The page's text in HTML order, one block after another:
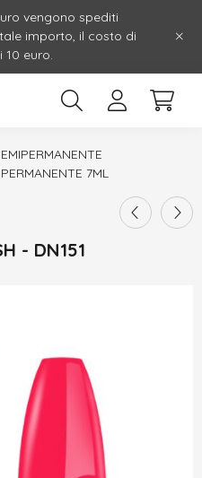
vengono spediti
importo, il costo di
10 euro.
7ML
- DN151